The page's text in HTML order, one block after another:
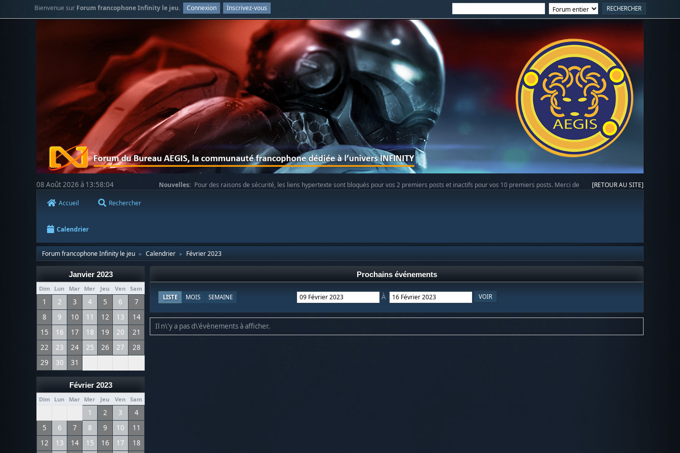
Bienvenue sur Forum francophone Infinity le jeu. Connexion Inscrivez-vous
[RETOUR AU SITE]
08 Août 2026 à 13:58:04 Nouvelles: Pour des raisons de sécurité, les liens hypertexte sont bloqués pour vos 2 premiers posts et inactifs pour vos 10 premiers posts. Merci de
Accueil
Rechercher
Calendrier
Forum francophone Infinity le jeu ► Calendrier ► Février 2023
Janvier 2023
Dim Lun Mar Mer Jeu Ven Sam
1 2 3 4 5 6
7
8
9 10 11 12 13
14
15
16 17 18 19 20
21
22
23 24 25 26 27
28
29
30 31
Février 2023
Dim Lun Mar Mer Jeu Ven Sam
1 2 3
4
5
6 7 8 9 10
11
12
13 14 15 16 17 18
Prochains événements
LISTE MOIS SEMAINE À
Il n\'y a pas d\'évènements à afficher.